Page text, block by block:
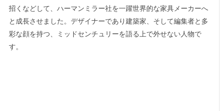
招くなどして、ハーマンミラー社を一躍世界的な家具メーカーへ
と成長させました。デザイナーであり建築家、そして編集者と多
彩な顔を持つ、ミッドセンチュリーを語る上で外せない人物で
す。